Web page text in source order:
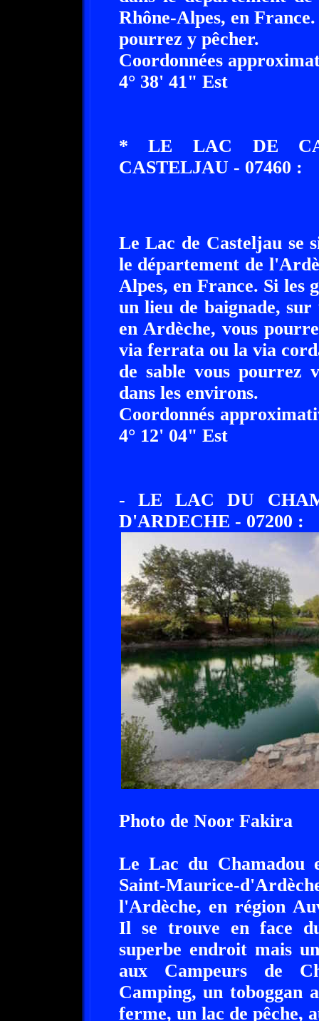
Rhône-Alpes, en
pourrez y pêcher.
Coordonnées
4° 38' 41" Est
* LE LAC DE
CASTELJAU - 07460 :
Le Lac de Casteljau se
le département de
Alpes, en France. Si les
un lieu de baignade,
en Ardèche, vous
via ferrata ou la via
de sable vous pourrez
dans les environs.
Coordonnés
4° 12' 04" Est
- LE LAC DU
D'ARDECHE - 07200 :
Photo de Noor Fakira
Le Lac du Chamadou
Saint-Maurice-
l'Ardèche, en région
Il se trouve en face
superbe endroit mais
aux Campeurs de
Camping, un toboggan
ferme, un lac de pêche,